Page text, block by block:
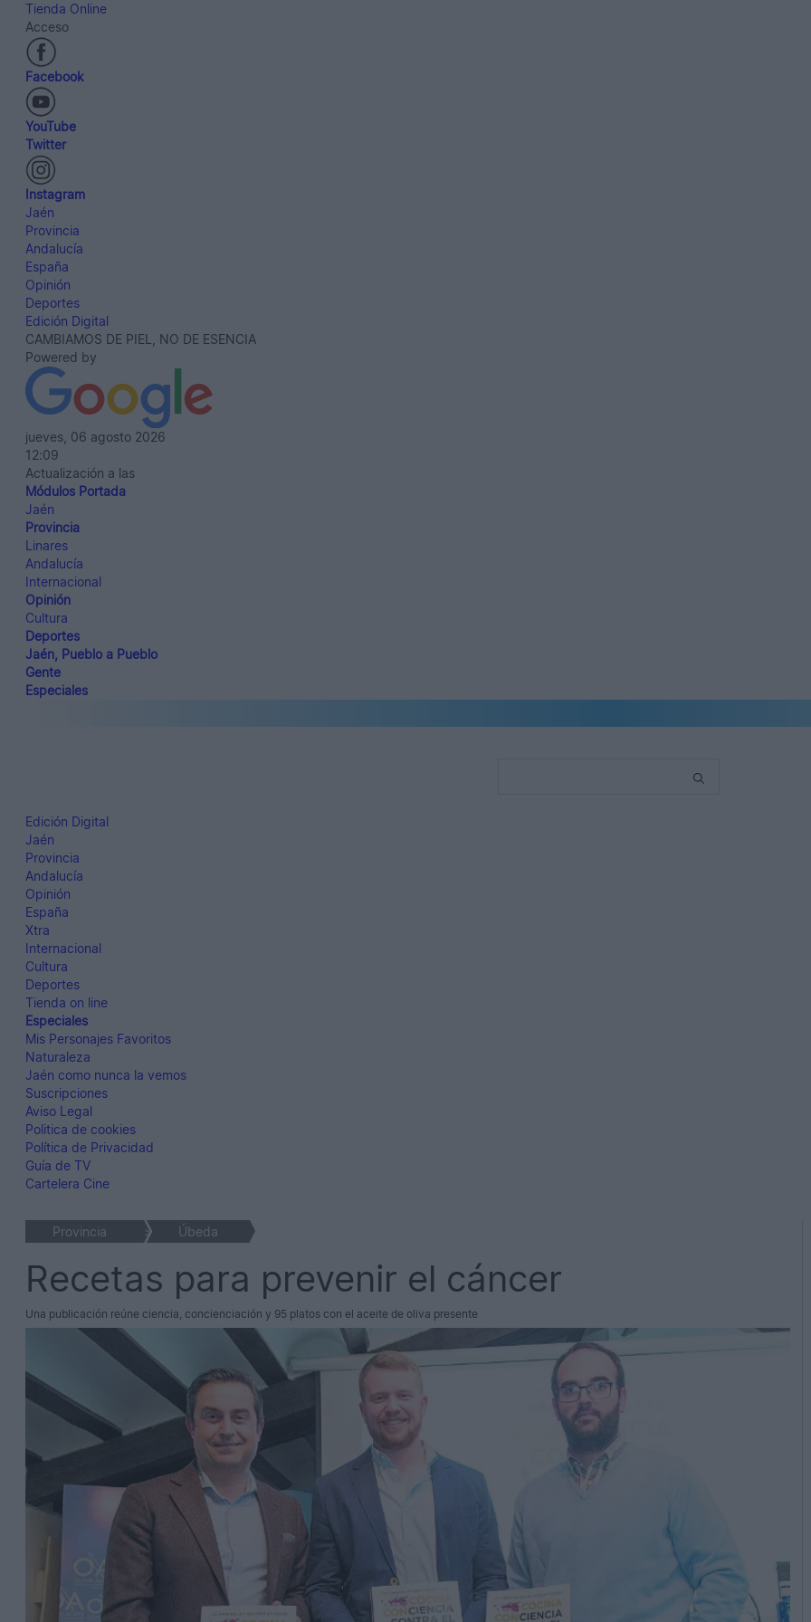
Tienda Online
Acceso
Facebook
YouTube
Twitter
Instagram
Jaén
Provincia
Andalucía
España
Opinión
Deportes
Edición Digital
CAMBIAMOS DE PIEL, NO DE ESENCIA
Powered by
jueves, 06 agosto 2026
12:09
Actualización a las
Módulos Portada
Jaén
Provincia
Linares
Andalucía
Internacional
Opinión
Cultura
Deportes
Jaén, Pueblo a Pueblo
Gente
Especiales
Edición Digital
Jaén
Provincia
Andalucía
Opinión
España
Xtra
Internacional
Cultura
Deportes
Tienda on line
Especiales
Mis Personajes Favoritos
Naturaleza
Jaén como nunca la vemos
Suscripciones
Aviso Legal
Politica de cookies
Política de Privacidad
Guía de TV
Cartelera Cine
Provincia > Úbeda
Recetas para prevenir el cáncer
Una publicación reúne ciencia, concienciación y 95 platos con el aceite de oliva presente